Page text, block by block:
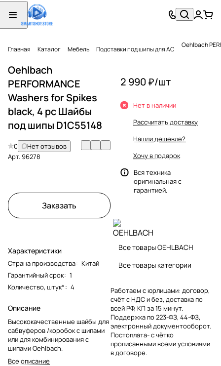
Главная Каталог Мебель Подставки под шипы для АС Oehlbach
Oehlbach
PERFORMANCE
Washers for Spikes
black, 4 pc Шайбы
под шипы D1C55148
0
Нет отзывов
Арт.96278
Заказать
Характеристики
Страна производства: Китай
Гарантийный срок: 1
Количество, штук*: 4
Описание
Высококачественные шайбы для
сабвуферов /коробок с шипами
или для комбинирования с
шипами Oehlbach.
Все описание
2 990 ₽/шт
Нет в наличии
Рассчитать доставку
Нашли дешевле?
Хочу в подарок
Вся техника
оригинальная с
гарантией.
Все товары OEHLBACH
Все товары категории
Работаем с юрлицами: договор,
счёт с НДС и без, доставка по
всей РФ, КП за 15 минут.
Поддержка по 223-ФЗ, 44-ФЗ,
электронный документооборот.
Постоплата- с чётко
прописанными всеми условиями
в договоре.